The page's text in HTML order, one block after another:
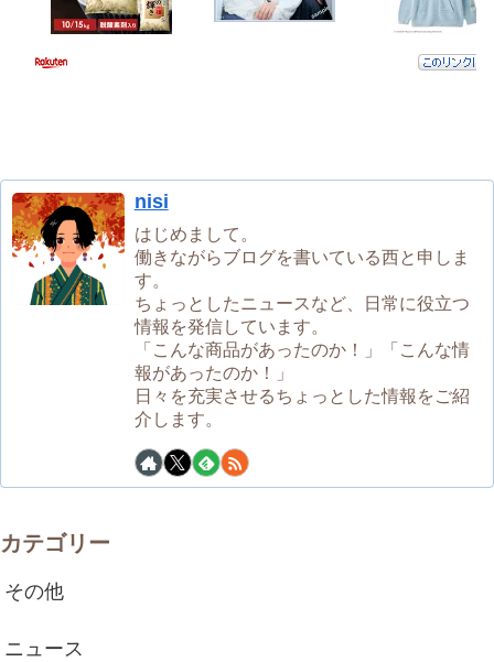
nisi
はじめまして。
働きながらブログを書いている西と申しま
す。
ちょっとしたニュースなど、日常に役立つ
情報を発信しています。
「こんな商品があったのか！」「こんな情
報があったのか！」
日々を充実させるちょっとした情報をご紹
介します。
カテゴリー
その他
ニュース